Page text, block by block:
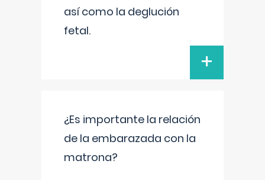
así como la deglución
fetal.
+
¿Es importante la relación
de la embarazada con la
matrona?